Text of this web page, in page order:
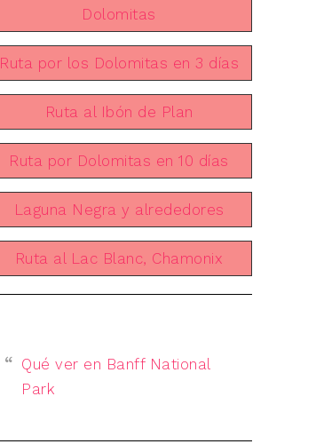
Dolomitas
Ruta por los Dolomitas en 3 días
Ruta al Ibón de Plan
Ruta por Dolomitas en 10 días
Laguna Negra y alrededores
Ruta al Lac Blanc, Chamonix
Qué ver en Banff National
Park